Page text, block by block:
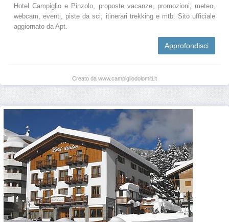
Hotel Campiglio e Pinzolo, proposte vacanze, promozioni, meteo,
webcam, eventi, piste da sci, itinerari trekking e mtb. Sito ufficiale
aggiornato da Apt.
Approfondisci
Creato da www.campigliodolomiti.it